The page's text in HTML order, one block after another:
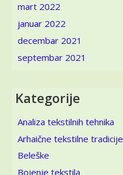
mart 2022
januar 2022
decembar 2021
septembar 2021
Kategorije
Analiza tekstilnih tehnika
Arhaične tekstilne tradicije
Beleške
Bojenje tekstila